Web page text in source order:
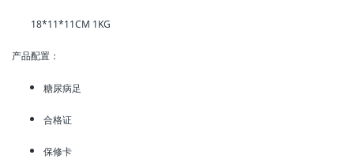
18*11*11CM 1KG
产品配置：
糖尿病足
合格证
保修卡